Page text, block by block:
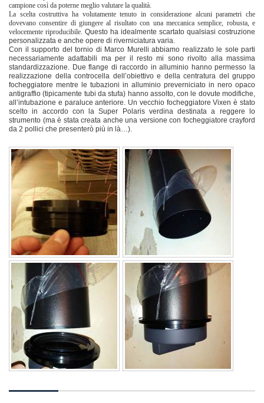
campione così da poterne meglio valutare la qualità.
La scelta costruttiva ha volutamente tenuto in considerazione alcuni parametri che
dovevano consentire di giungere al risultato con una meccanica semplice, robusta, e
velocemente riproducibile. Questo ha idealmente scartato qualsiasi costruzione
personalizzata e anche opere di riverniciatura varia.
Con il supporto del tornio di Marco Murelli abbiamo realizzato le sole parti
necessariamente adattabili ma per il resto mi sono rivolto alla massima
standardizzazione.
Due flange di raccordo in alluminio hanno permesso la
realizzazione della controcella dell’obiettivo e della centratura del gruppo
focheggiatore mentre le tubazioni in alluminio preverniciato in nero opaco
antigraffio (tipicamente tubi da stufa) hanno assolto, con le dovute modifiche,
all’intubazione e paraluce anteriore. Un vecchio focheggiatore Vixen è stato
scelto in accordo con la Super Polaris verdina destinata a reggere lo
strumento (ma è stata creata anche una versione con focheggiatore crayford
da 2 pollici che presenterò più in là…).